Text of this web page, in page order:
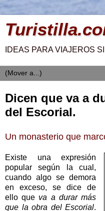
IDEAS PARA VIAJEROS
Dicen que va a
del Escorial.
Un monasterio que
Existe una expresión
popular según la cual,
cuando algo se demora
en exceso, se dice de
ello que va a durar más
que la obra del Escorial.